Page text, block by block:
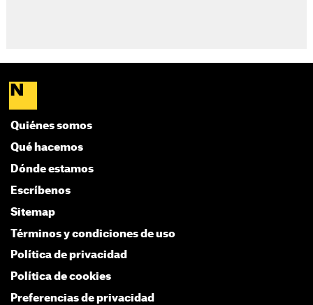
Quiénes somos
Qué hacemos
Dónde estamos
Escríbenos
Sitemap
Términos y condiciones de uso
Política de privacidad
Política de cookies
Preferencias de privacidad